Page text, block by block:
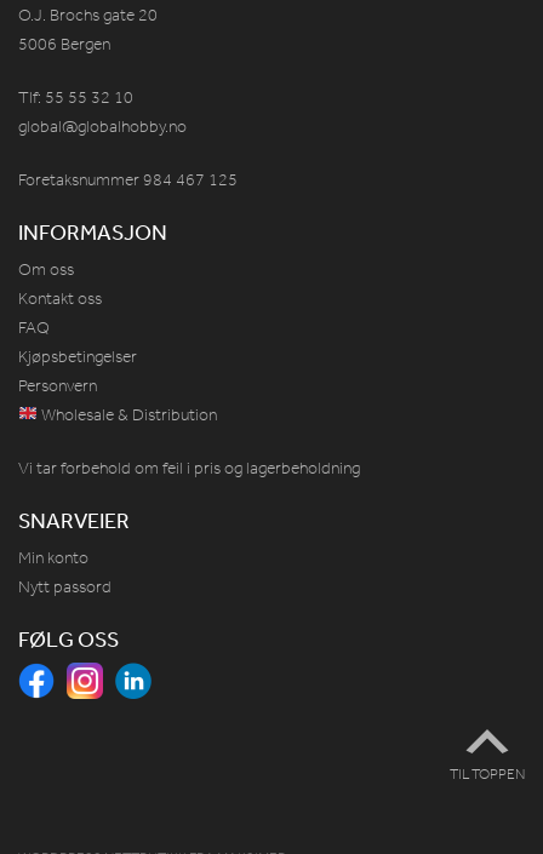
O.J. Brochs gate 20
5006 Bergen
Tlf: 55 55 32 10
global@globalhobby.no
Foretaksnummer 984 467 125
INFORMASJON
Om oss
Kontakt oss
FAQ
Kjøpsbetingelser
Personvern
Wholesale & Distribution
Vi tar forbehold om feil i pris og lagerbeholdning
SNARVEIER
Min konto
Nytt passord
FØLG OSS
TIL TOPPEN